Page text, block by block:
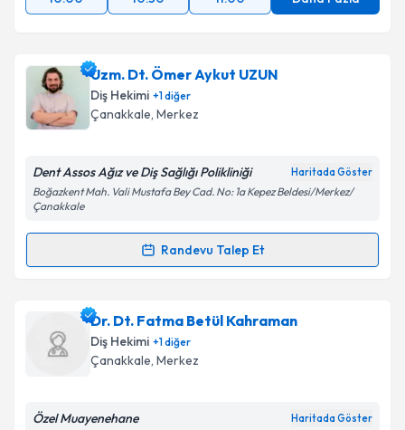
Uzm. Dt. Ömer Aykut UZUN
Diş Hekimi +1diğer
Çanakkale, Merkez
Dent Assos Ağız ve Diş Sağlığı Polikliniği Haritada Göster
Boğazkent Mah. Vali Mustafa Bey Cad. No: 1a Kepez Beldesi/Merkez/
Çanakkale
Randevu Talep Et
Randevu Takvimi Talebi
Uzm. Dt. Ömer Aykut UZUNiçin randevu takvimi
talebi oluşturun. Size bu uzmandan randevu almanız
için bir takvim hazırlandığında e-posta ile
bilgilendireceğiz.
Dr. Dt. Fatma Betül Kahraman
Diş Hekimi +1diğer
Çanakkale, Merkez
Özel Muayenehane Haritada Göster